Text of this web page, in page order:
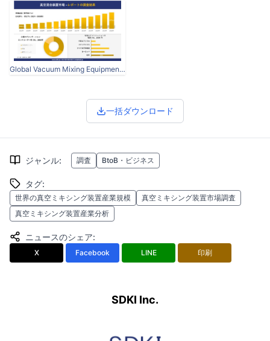
Global Vacuum Mixing Equipment development overview report.jpg
一括ダウンロード
ジャンル: 調査 BtoB・ビジネス
タグ:
世界の真空ミキシング装置産業規模
真空ミキシング装置市場調査
真空ミキシング装置産業分析
ニュースのシェア:
X Facebook LINE 印刷
SDKI Inc.